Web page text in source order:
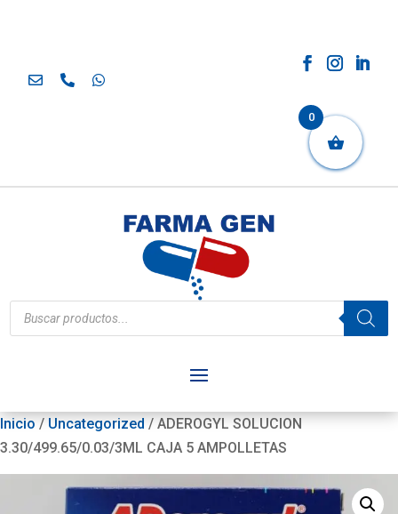
Búsqueda
de
productos
Inicio / Uncategorized / ADEROGYL SOLUCION
3.30/499.65/0.03/3ML CAJA 5 AMPOLLETAS
0